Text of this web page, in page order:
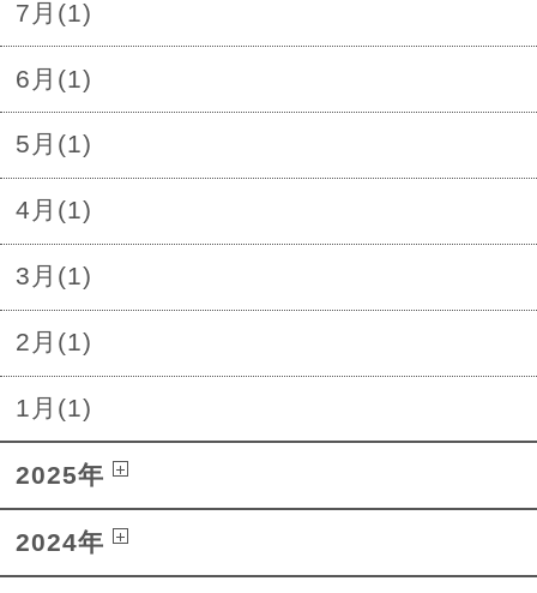
7月(1)
6月(1)
5月(1)
4月(1)
3月(1)
2月(1)
1月(1)
2025年
2024年